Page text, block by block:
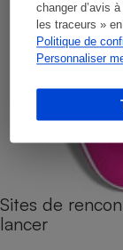
changer d’avis
les traceurs »
Politique de
Personnaliser
Sites de
lancer